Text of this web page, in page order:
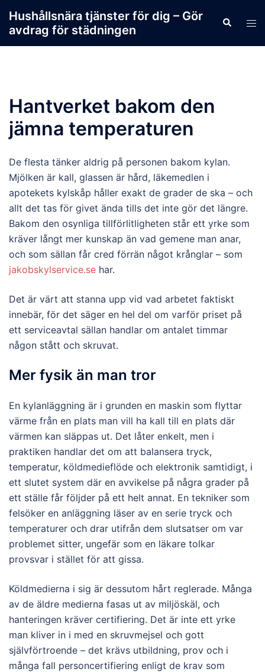
content
Hushållsnära tjänster för dig – Gör
avdrag för städningen
Search
Hantverket bakom den
jämna temperaturen
De flesta tänker aldrig på personen bakom kylan.
Mjölken är kall, glassen är hård, läkemedlen i
apotekets kylskåp håller exakt de grader de ska – och
allt det tas för givet ända tills det inte gör det längre.
Bakom den osynliga tillförlitligheten står ett yrke som
kräver långt mer kunskap än vad gemene man anar,
och som sällan får cred förrän något krånglar – som
jakobskylservice.se har.
Det är värt att stanna upp vid vad arbetet faktiskt
innebär, för det säger en hel del om varför priset på
ett serviceavtal sällan handlar om antalet timmar
någon stått och skruvat.
Mer fysik än man tror
En kylanläggning är i grunden en maskin som flyttar
värme från en plats man vill ha kall till en plats där
värmen kan släppas ut. Det låter enkelt, men i
praktiken handlar det om att balansera tryck,
temperatur, köldmedieflöde och elektronik samtidigt, i
ett slutet system där en avvikelse på några grader på
ett ställe får följder på ett helt annat. En tekniker som
felsöker en anläggning läser av en serie tryck och
temperaturer och drar utifrån dem slutsatser om var
problemet sitter, ungefär som en läkare tolkar
provsvar i stället för att gissa.
Köldmedierna i sig är dessutom hårt reglerade. Många
av de äldre medierna fasas ut av miljöskäl, och
hanteringen kräver certifiering. Det är inte ett yrke
man kliver in i med en skruvmejsel och gott
självförtroende – det krävs utbildning, prov och i
många fall personcertifiering enligt de krav som